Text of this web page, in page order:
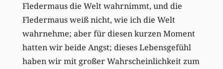
Fledermaus die Welt wahrnimmt, und die
Fledermaus weiß nicht, wie ich die Welt
wahrnehme; aber für diesen kurzen Moment
hatten wir beide Angst; dieses Lebensgefühl
haben wir mit großer Wahrscheinlichkeit zum